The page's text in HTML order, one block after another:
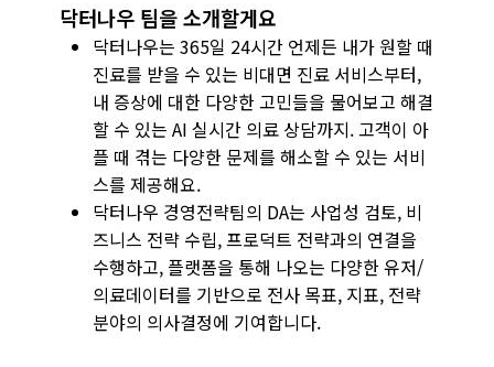
닥터나우 팀을 소개할게요
닥터나우는 365일 24시간 언제든 내가 원할 때
진료를 받을 수 있는 비대면 진료 서비스부터,
내 증상에 대한 다양한 고민들을 물어보고 해결
할 수 있는 AI 실시간 의료 상담까지. 고객이 아
플 때 겪는 다양한 문제를 해소할 수 있는 서비
스를 제공해요.
닥터나우 경영전략팀의 DA는 사업성 검토, 비
즈니스 전략 수립, 프로덕트 전략과의 연결을
수행하고, 플랫폼을 통해 나오는 다양한 유저/
의료데이터를 기반으로 전사 목표, 지표, 전략
분야의 의사결정에 기여합니다.